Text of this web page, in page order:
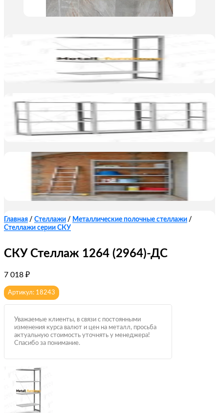
Главная / Стеллажи / Металлические полочные стеллажи /
Стеллажи серии СКУ
СКУ Стеллаж 1264 (2964)-ДС
7 018 ₽
Артикул: 18243
Уважаемые клиенты, в связи с постоянными
изменения курса валют и цен на металл, просьба
актуальную стоимость уточнять у менеджера!
Спасибо за понимание.